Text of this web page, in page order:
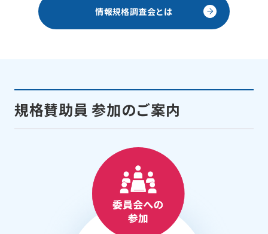
情報規格調査会とは
規格賛助員 参加のご案内